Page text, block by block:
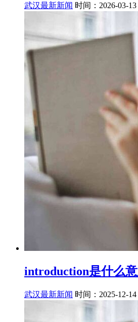
武汉最新新闻 时间：2026-03-13
introduction是什么意
武汉最新新闻 时间：2025-12-14